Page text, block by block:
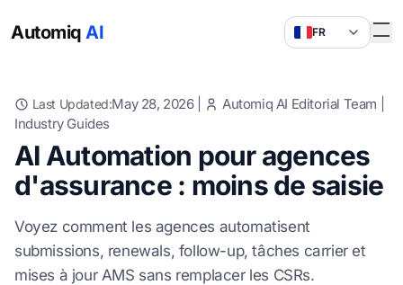
Automiq AI FR
Last Updated:May 28, 2026| Automiq AI Editorial Team
Industry Guides
AI Automation pour agences
d'assurance : moins de saisie
Voyez comment les agences automatisent
submissions, renewals, follow-up, tâches carrier et
mises à jour AMS sans remplacer les CSRs.